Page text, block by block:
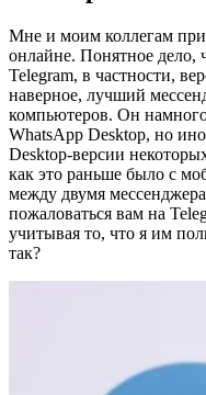
Мне и моим коллегам
онлайне. Понятное дело,
Telegram, в частности,
наверное, лучший
компьютеров. Он
WhatsApp Desktop, но
Desktop-версии
как это раньше было с
между двумя
пожаловаться вам на
учитывая то, что я им
так?